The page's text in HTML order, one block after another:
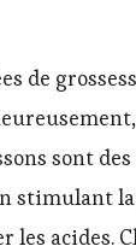
de
sont
stimulant
acides.